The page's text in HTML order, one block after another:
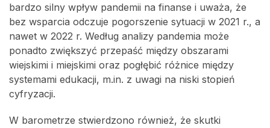
bardzo silny wpływ pandemii na finanse i uważa, że
bez wsparcia odczuje pogorszenie sytuacji w 2021 r., a
nawet w 2022 r. Według analizy pandemia może
ponadto zwiększyć przepaść między obszarami
wiejskimi i miejskimi oraz pogłębić różnice między
systemami edukacji, m.in. z uwagi na niski stopień
cyfryzacji.
W barometrze stwierdzono również, że skutki